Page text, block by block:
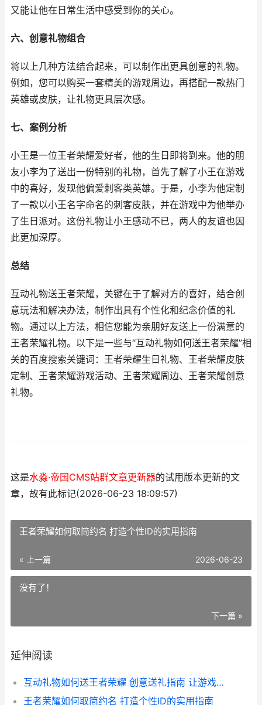
又能让他在日常生活中感受到你的关心。
六、创意礼物组合
将以上几种方法结合起来，可以制作出更具创意的礼物。
例如，您可以购买一套精美的游戏周边，再搭配一款热门
英雄或皮肤，让礼物更具层次感。
七、案例分析
小王是一位王者荣耀爱好者，他的生日即将到来。他的朋
友小李为了送出一份特别的礼物，首先了解了小王在游戏
中的喜好，发现他偏爱刺客类英雄。于是，小李为他定制
了一款以小王名字命名的刺客皮肤，并在游戏中为他举办
了生日派对。这份礼物让小王感动不已，两人的友谊也因
此更加深厚。
总结
互动礼物送王者荣耀，关键在于了解对方的喜好，结合创
意玩法和解决办法，制作出具有个性化和纪念价值的礼
物。通过以上方法，相信您能为亲朋好友送上一份满意的
王者荣耀礼物。以下是一些与“互动礼物如何送王者荣耀”相
关的百度搜索关键词：王者荣耀生日礼物、王者荣耀皮肤
定制、王者荣耀游戏活动、王者荣耀周边、王者荣耀创意
礼物。
这是水淼·帝国CMS站群文章更新器的试用版本更新的文
章，故有此标记(2026-06-23 18:09:57)
王者荣耀如何取简约名 打造个性ID的实用指南
« 上一篇 2026-06-23
没有了！
下一篇 »
延伸阅读
互动礼物如何送王者荣耀 创意送礼指南 让游戏乐趣升级
王者荣耀如何取简约名 打造个性ID的实用指南